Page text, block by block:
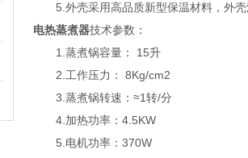
5.外壳采用高品质新型保温材料，外壳
电热蒸煮器技术参数：
1.蒸煮锅容量： 15升
2.工作压力： 8Kg/cm2
3.蒸煮锅转速：≈1转/分
4.加热功率：4.5KW
5.电机功率：370W